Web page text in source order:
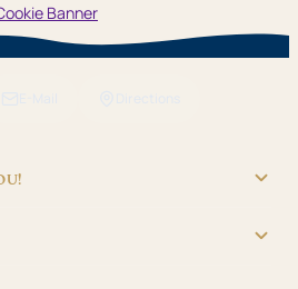
Banner